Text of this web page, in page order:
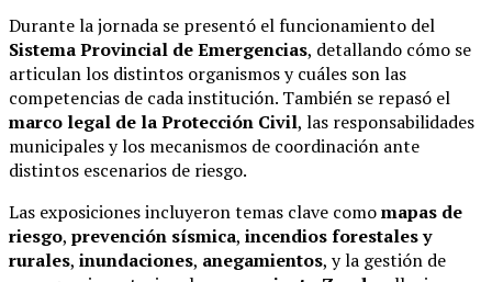
Durante la jornada se presentó el funcionamiento del
Sistema Provincial de Emergencias, detallando cómo se
articulan los distintos organismos y cuáles son las
competencias de cada institución. También se repasó el
marco legal de la Protección Civil, las responsabilidades
municipales y los mecanismos de coordinación ante
distintos escenarios de riesgo.
Las exposiciones incluyeron temas clave comomapas de
riesgo, prevención sísmica, incendios forestales y
rurales, inundaciones, anegamientos, y la gestión de